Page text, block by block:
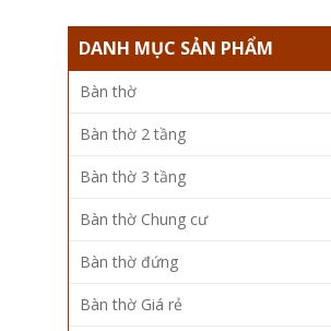
DANH MỤC SẢN PHẨM
Bàn thờ
Bàn thờ 2 tầng
Bàn thờ 3 tầng
Bàn thờ Chung cư
Bàn thờ đứng
Bàn thờ Giá rẻ